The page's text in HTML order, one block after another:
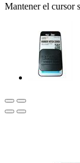
Mantener el cursor